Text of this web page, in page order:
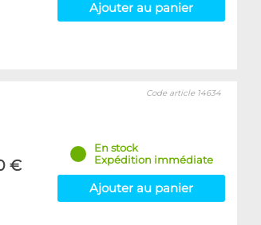
Ajouter au panier
€
Code article 14634
En stock
Expédition immédiate
Ajouter au panier